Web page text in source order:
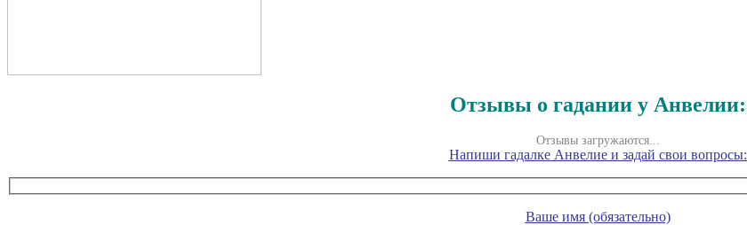
Отзывы о гадании у Анвелии:
Отзывы загружаются...
Напиши гадалке Анвелие и задай свои вопросы:
Ваше имя (обязательно)